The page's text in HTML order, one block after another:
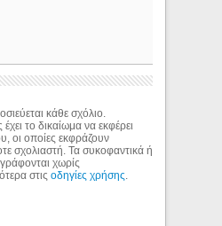
κάθε σχόλιο.
το δικαίωμα να εκφέρει
οι οποίες εκφράζουν
σχολιαστή. Τα συκοφαντικά ή
χωρίς
στιςοδηγίες χρήσης